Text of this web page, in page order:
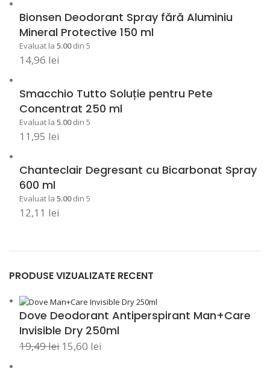
Bionsen Deodorant Spray fără Aluminiu
Mineral Protective 150 ml
Evaluat la 5.00din 5
14,96 lei
Smacchio Tutto Soluție pentru Pete
Concentrat 250 ml
Evaluat la 5.00din 5
11,95 lei
Chanteclair Degresant cu Bicarbonat Spray
600 ml
Evaluat la 5.00din 5
12,11 lei
PRODUSE VIZUALIZATE RECENT
Dove Deodorant Antiperspirant Man+Care
Invisible Dry 250ml
19,49lei 15,60 lei